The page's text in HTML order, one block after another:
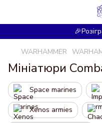
WARHAMMER
Мініатюри
Space marines
Xenos armies